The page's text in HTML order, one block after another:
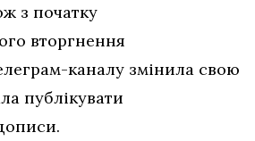
з початку
вторгнення
каналу змінила свою
публікувати